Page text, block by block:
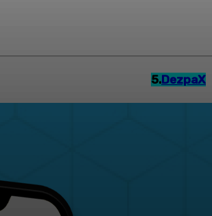
5.DezpaX